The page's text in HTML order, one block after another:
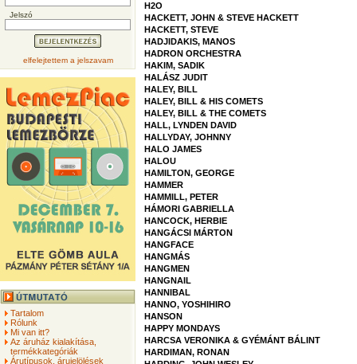
Jelszó
elfelejtettem a jelszavam
Tartalom
Rólunk
Mi van itt?
Az áruház kialakítása,
termékkategóriák
Árutípusok, árujelölések
H2O
HACKETT, JOHN & STEVE HACKETT
HACKETT, STEVE
HADJIDAKIS, MANOS
HADRON ORCHESTRA
HAKIM, SADIK
HALÁSZ JUDIT
HALEY, BILL
HALEY, BILL & HIS COMETS
HALEY, BILL & THE COMETS
HALL, LYNDEN DAVID
HALLYDAY, JOHNNY
HALO JAMES
HALOU
HAMILTON, GEORGE
HAMMER
HAMMILL, PETER
HÁMORI GABRIELLA
HANCOCK, HERBIE
HANGÁCSI MÁRTON
HANGFACE
HANGMÁS
HANGMEN
HANGNAIL
HANNIBAL
HANNO, YOSHIHIRO
HANSON
HAPPY MONDAYS
HARCSA VERONIKA & GYÉMÁNT BÁLINT
HARDIMAN, RONAN